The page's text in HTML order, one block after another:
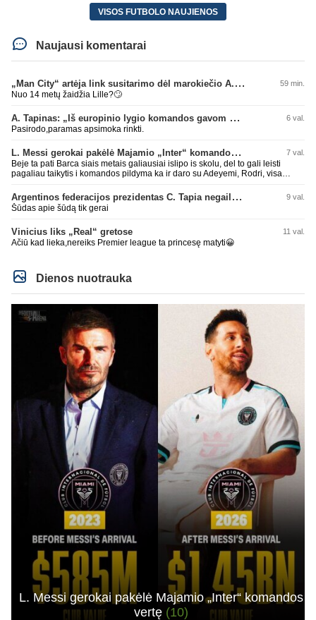
VISOS FUTBOLO NAUJIENOS
Naujausi komentarai
„Man City“ artėja link susitarimo dėl marokiečio A. Bouaddi persikėlimo 59 min.
Nuo 14 metų žaidžia Lille?🙄
A. Tapinas: „Iš europinio lygio komandos gavom gerų pamokų“ 6 val.
Pasirodo,paramas apsimoka rinkti.
L. Messi gerokai pakėlė Majamio „Inter“ komandos vertę 7 val.
Beje ta pati Barca siais metais galiausiai islipo is skolu, del to gali leisti
pagaliau taikytis i komandos pildyma ka ir daro su Adeyemi, Rodri, visa
Argentinos federacijos prezidentas C. Tapia negailėjo pagyrų G. Infantino 9 val.
Šūdas apie šūdą tik gerai
Vinicius liks „Real“ gretose 11 val.
Ačiū kad lieka,nereiks Premier league ta princesę matyti😀
Dienos nuotrauka
L. Messi gerokai pakėlė Majamio „Inter“ komandos
vertę (10)